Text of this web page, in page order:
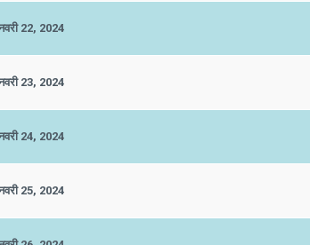
22, 2024
23, 2024
24, 2024
25, 2024